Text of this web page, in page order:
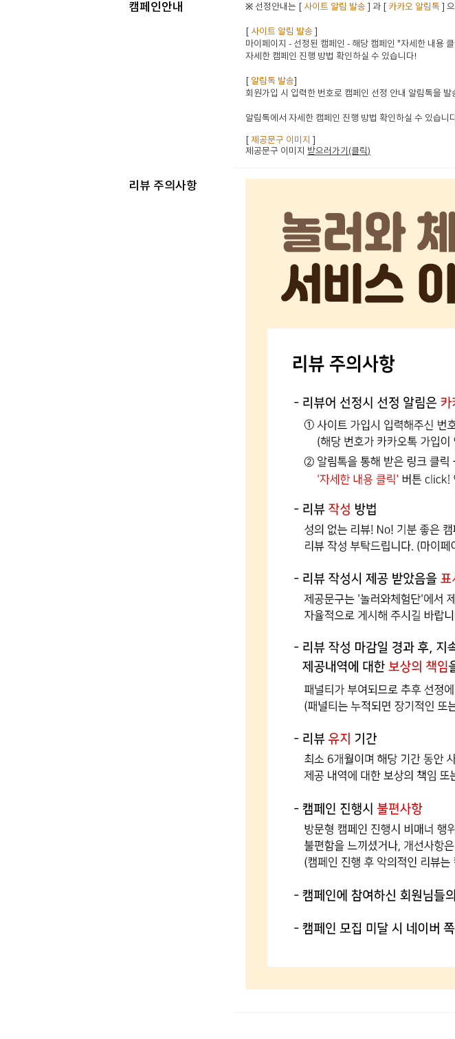
캠페인안내 ※ 선정안내는 [ 사이트 알림 발송 ] 과 [ 카카오 알림톡 ]
사이트 알림 발송
마이페이지 - 선정된 캠페인 - 해당 캠페인 "자세한 내용
자세한 캠페인 진행 방법 확인하실 수 있습니다!
알림톡 발송
회원가입 시 입력한 번호로 캠페인 선정 안내 알림톡을 발
알림톡에서 자세한 캠페인 진행 방법 확인하실 수 있습니
[제공문구 이미지
제공문구 이미지 받으러가기(클릭 )
리뷰 주의사항